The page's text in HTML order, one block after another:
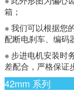
箱；
※ 我们可以根据您
配断电刹车、编码
※ 步进电机安装时
差配合，严格保证
42mm 系列